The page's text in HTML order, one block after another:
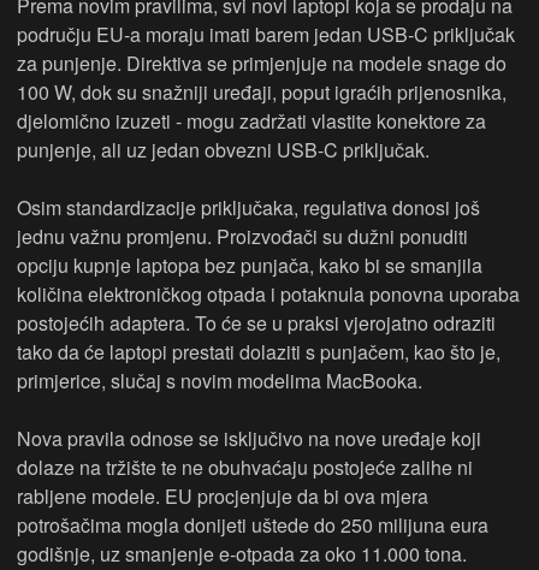
Prema novim pravilima, svi novi laptopi koja se prodaju na
području EU-a moraju imati barem jedan USB-C priključak
za punjenje. Direktiva se primjenjuje na modele snage do
100 W, dok su snažniji uređaji, poput igraćih prijenosnika,
djelomično izuzeti - mogu zadržati vlastite konektore za
punjenje, ali uz jedan obvezni USB-C priključak.
Osim standardizacije priključaka, regulativa donosi još
jednu važnu promjenu. Proizvođači su dužni ponuditi
opciju kupnje laptopa bez punjača, kako bi se smanjila
količina elektroničkog otpada i potaknula ponovna uporaba
postojećih adaptera. To će se u praksi vjerojatno odraziti
tako da će laptopi prestati dolaziti s punjačem, kao što je,
primjerice, slučaj s novim modelima MacBooka.
Nova pravila odnose se isključivo na nove uređaje koji
dolaze na tržište te ne obuhvaćaju postojeće zalihe ni
rabljene modele. EU procjenjuje da bi ova mjera
potrošačima mogla donijeti uštede do 250 milijuna eura
godišnje, uz smanjenje e-otpada za oko 11.000 tona.